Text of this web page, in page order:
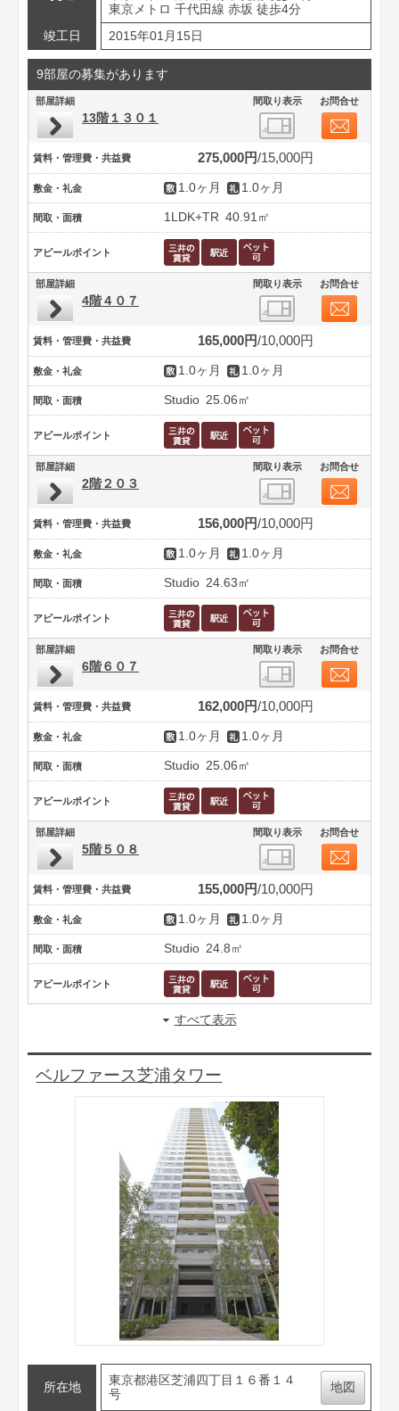
東京メトロ 千代田線 赤坂 徒歩4分
竣工日
2015年01月15日
9部屋の募集があります
部屋詳細 間取り表示 お問合せ
13階１３０１
賃料・管理費・共益費 275,000円 15,000円
敷金・礼金 1.0ヶ月 1.0ヶ月
間取・面積 1LDK+TR 40.91㎡
アピールポイント
部屋詳細 間取り表示 お問合せ
4階４０７
賃料・管理費・共益費 165,000円 10,000円
敷金・礼金 1.0ヶ月 1.0ヶ月
間取・面積 Studio 25.06㎡
アピールポイント
部屋詳細 間取り表示 お問合せ
2階２０３
賃料・管理費・共益費 156,000円 10,000円
敷金・礼金 1.0ヶ月 1.0ヶ月
間取・面積 Studio 24.63㎡
アピールポイント
部屋詳細 間取り表示 お問合せ
6階６０７
賃料・管理費・共益費 162,000円 10,000円
敷金・礼金 1.0ヶ月 1.0ヶ月
間取・面積 Studio 25.06㎡
アピールポイント
部屋詳細 間取り表示 お問合せ
5階５０８
賃料・管理費・共益費 155,000円 10,000円
敷金・礼金 1.0ヶ月 1.0ヶ月
間取・面積 Studio 24.8㎡
アピールポイント
すべて表示
ベルファース芝浦タワー
所在地
東京都港区芝浦四丁目１６番１４
号
地図